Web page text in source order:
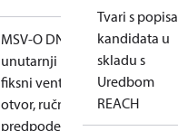
MSV-O DN 40,
unutarnji navoj,
fiksni venturijev
otvor, ručni ventil s
predpodešavanjem
Tvari s popisa
kandidata u
skladu s
Uredbom
REACH